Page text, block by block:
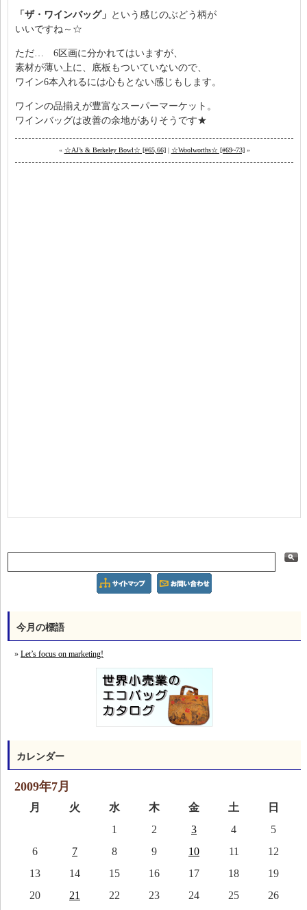
「ザ・ワインバッグ」 という感じのぶどう柄が
いいですね～☆
ただ… 6区画に分かれてはいますが、
素材が薄い上に、底板もついていないので、
ワイン6本入れるには心もとない感じもします。
ワインの品揃えが豊富なスーパーマーケット。
ワインバッグは改善の余地がありそうです★
« ☆AJ’s & Berkeley Bowl☆ [#65,66]| ☆Woolworths☆ [#69~73]»
今月の標語
Let’s focus on marketing!
カレンダー
2009年7月
月 火 水 木 金 土 日
1 2 3 4
5
6
7 8 9 10 11
12
13
14 15 16 17 18
19
20
21 22 23 24 25
26